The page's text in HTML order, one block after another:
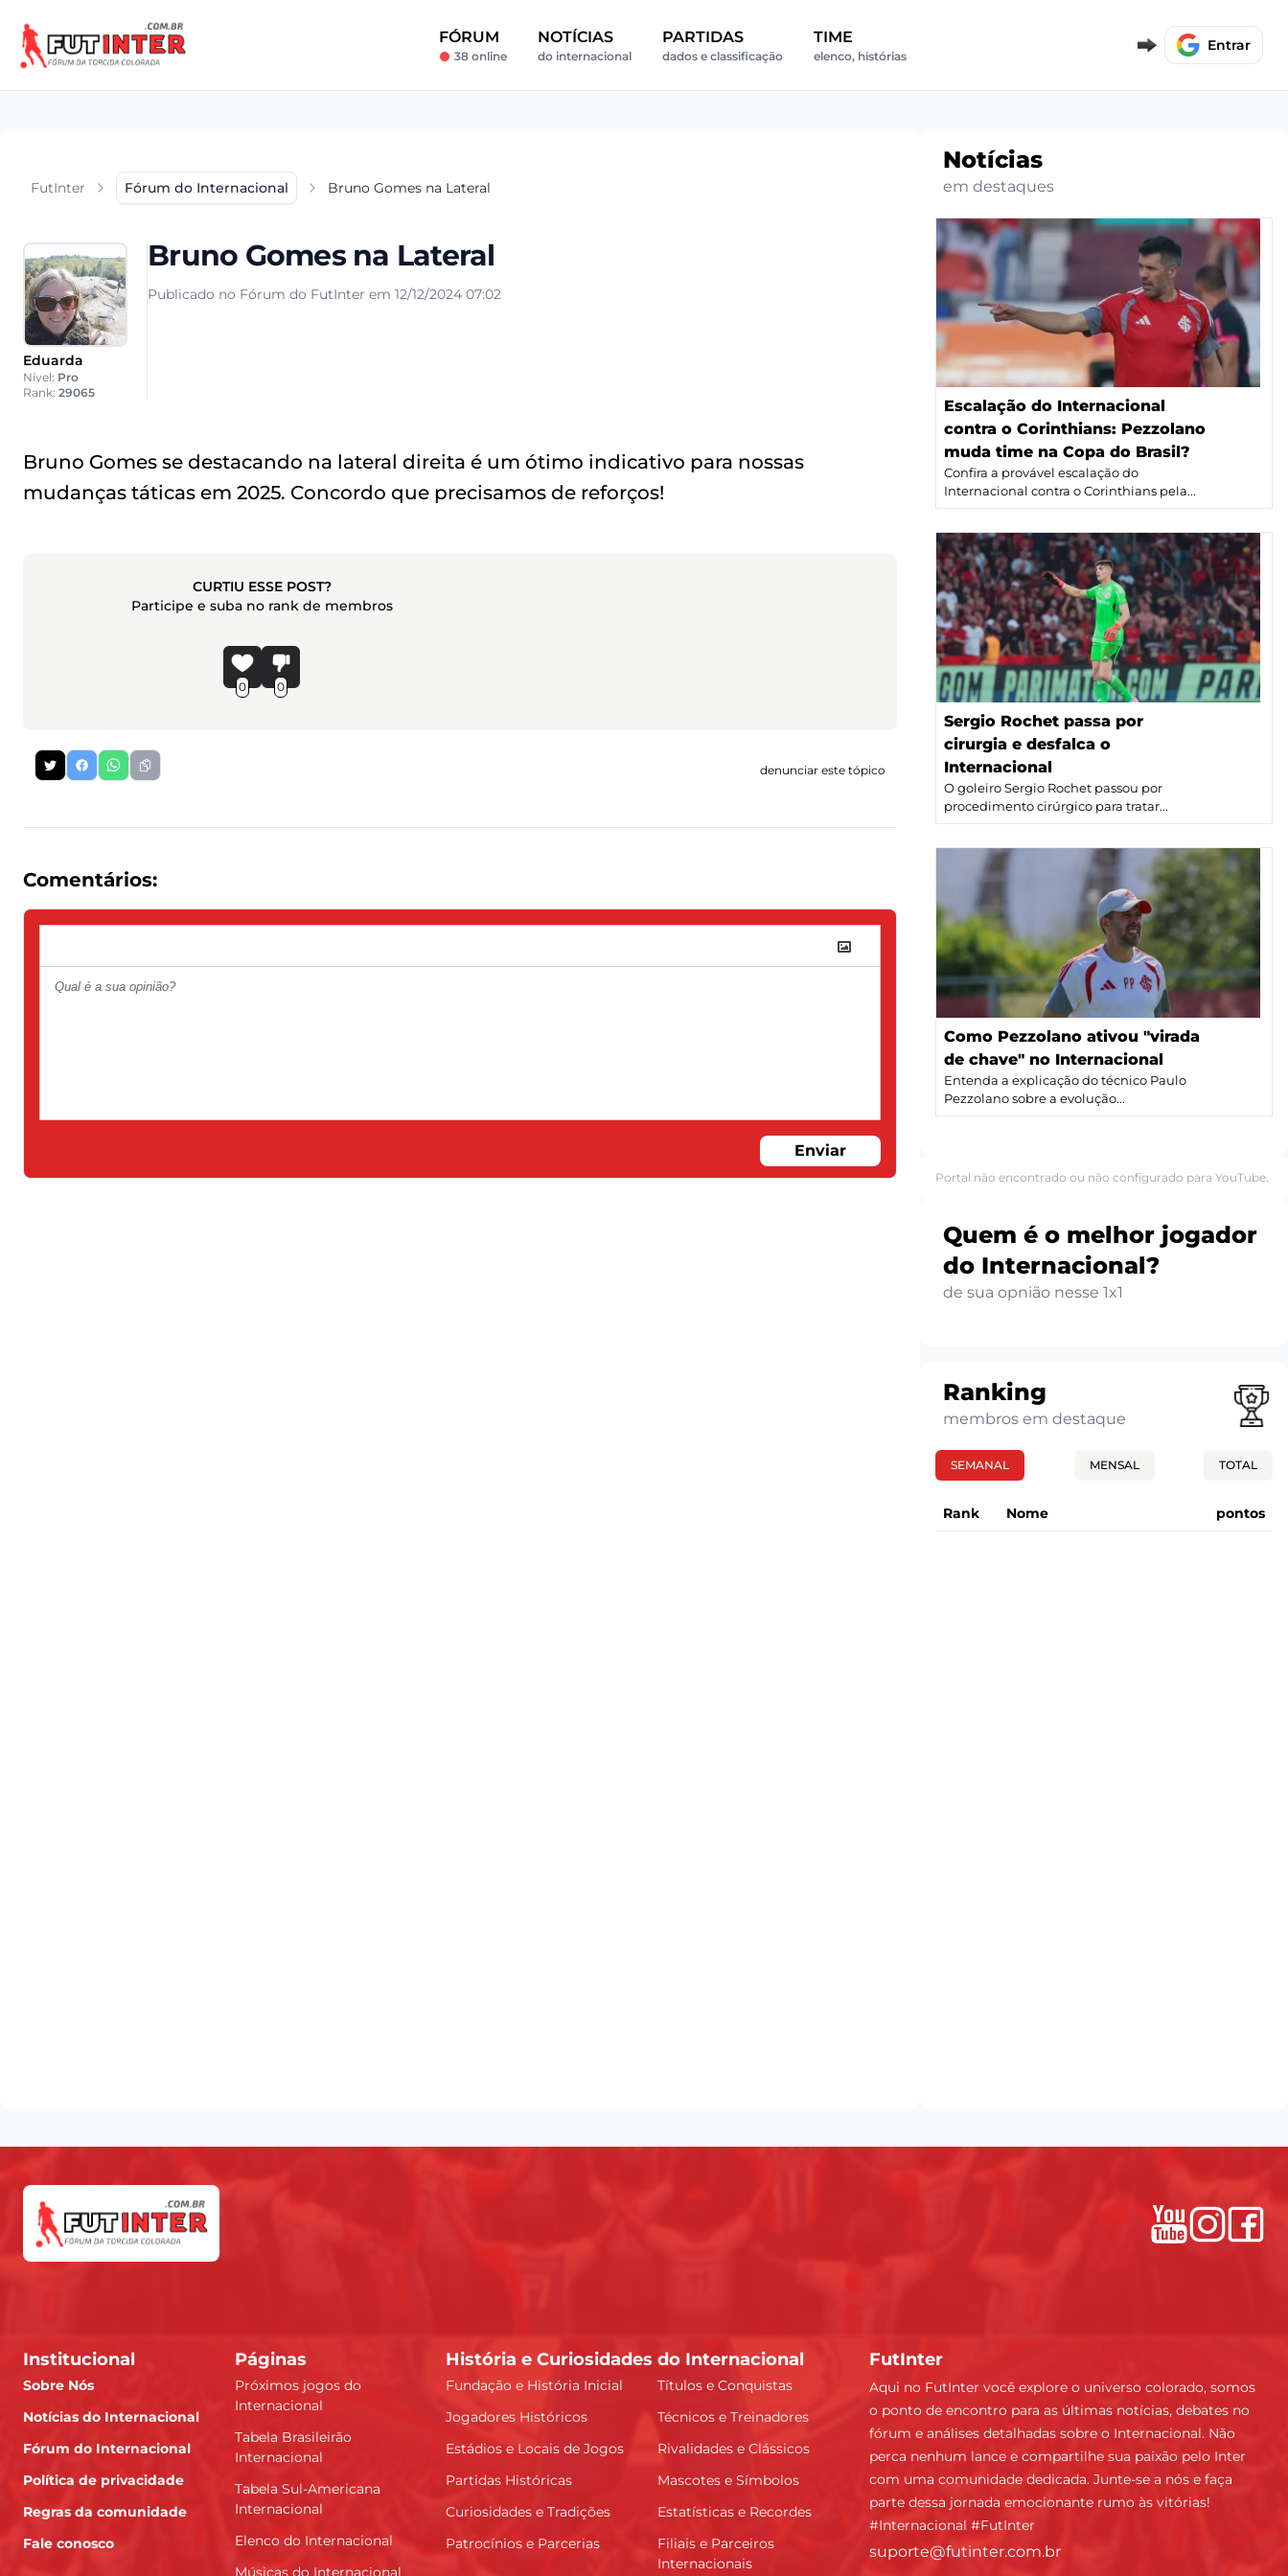
FÓRUM
38 online
NOTÍCIAS
do internacional
PARTIDAS
dados e classificação
TIME
elenco, histórias
Entrar
FutInter Fórum do Internacional Bruno Gomes na Lateral
Eduarda
Nível: Pro
Rank: 29065
Bruno Gomes na Lateral
Publicado no Fórum do FutInter em 12/12/2024 07:02
Bruno Gomes se destacando na lateral direita é um ótimo indicativo para nossas
mudanças táticas em 2025. Concordo que precisamos de reforços!
CURTIU ESSE POST?
Participe e suba no rank de membros
0 0
denunciar este tópico
Comentários:
Enviar
Notícias
em destaques
Escalação do Internacional
contra o Corinthians: Pezzolano
muda time na Copa do Brasil?
Confira a provável escalação do
Internacional contra o Corinthians pela...
Sergio Rochet passa por
cirurgia e desfalca o
Internacional
O goleiro Sergio Rochet passou por
procedimento cirúrgico para tratar...
Como Pezzolano ativou "virada
de chave" no Internacional
Entenda a explicação do técnico Paulo
Pezzolano sobre a evolução...
Portal não encontrado ou não configurado para YouTube.
Quem é o melhor jogador
do Internacional?
de sua opnião nesse 1x1
Ranking
membros em destaque
SEMANAL MENSAL TOTAL
Rank Nome pontos
Institucional
Sobre Nós
Notícias do Internacional
Fórum do Internacional
Política de privacidade
Regras da comunidade
Fale conosco
Páginas
Próximos jogos do
Internacional
Tabela Brasileirão
Internacional
Tabela Sul-Americana
Internacional
Elenco do Internacional
Músicas do Internacional
História e Curiosidades do Internacional
Fundação e História Inicial
Títulos e Conquistas
Jogadores Históricos
Técnicos e Treinadores
Estádios e Locais de Jogos
Rivalidades e Clássicos
Partidas Históricas
Mascotes e Símbolos
Curiosidades e Tradições
Estatísticas e Recordes
Patrocínios e Parcerias
Filiais e Parceiros
Internacionais
FutInter
Aqui no FutInter você explore o universo colorado, somos
o ponto de encontro para as últimas notícias, debates no
fórum e análises detalhadas sobre o Internacional. Não
perca nenhum lance e compartilhe sua paixão pelo Inter
com uma comunidade dedicada. Junte-se a nós e faça
parte dessa jornada emocionante rumo às vitórias!
#Internacional #FutInter
suporte@futinter.com.br